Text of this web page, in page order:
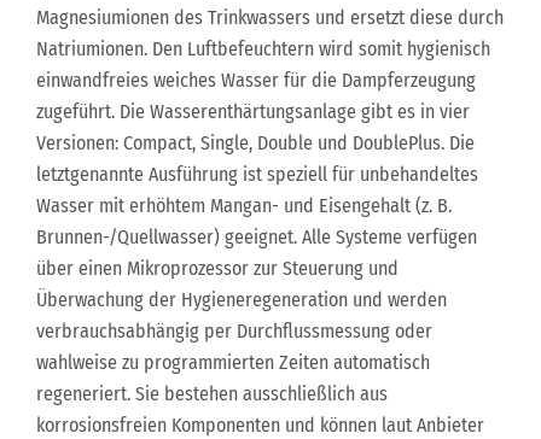
Magnesiumionen des Trinkwassers und ersetzt diese durch
Natriumionen. Den Luftbefeuchtern wird somit hygienisch
einwandfreies weiches Wasser für die Dampferzeugung
zugeführt. Die Wasserenthärtungsanlage gibt es in vier
Versionen: Compact, Single, Double und DoublePlus. Die
letztgenannte Ausführung ist speziell für unbehandeltes
Wasser mit erhöhtem Mangan- und Eisengehalt (z. B.
Brunnen-/Quellwasser) geeignet. Alle Systeme verfügen
über einen Mikroprozessor zur Steuerung und
Überwachung der Hygieneregeneration und werden
verbrauchsabhängig per Durchflussmessung oder
wahlweise zu programmierten Zeiten automatisch
regeneriert. Sie bestehen ausschließlich aus
korrosionsfreien Komponenten und können laut Anbieter